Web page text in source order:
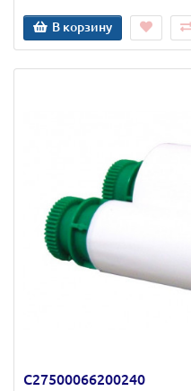
В корзину
C27500066200240